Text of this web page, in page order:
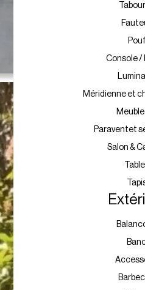
Pouf
Console /
Méridienne et
Paraventet
Salon &